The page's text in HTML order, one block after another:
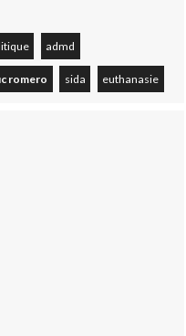
admd
romero sida euthanasie